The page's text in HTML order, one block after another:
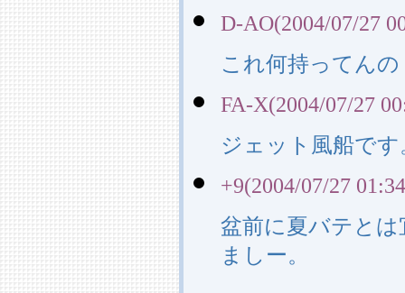
D-AO(2004/07/27
これ何持ってんの
FA-X(2004/07/27
ジェット風船で
+9(2004/07/27
盆前に夏バテと
ましー。